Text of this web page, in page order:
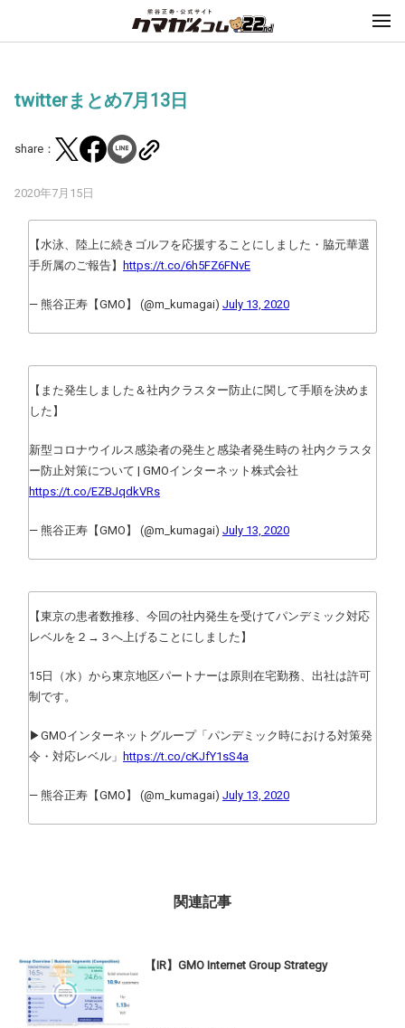
twitterまとめ7月13日
share：
2020年7月15日
【水泳、陸上に続きゴルフを応援することにしました・脇元華選
手所属のご報告】
https://t.co/6h5FZ6FNvE
— 熊谷正寿【GMO】 (@m_kumagai) July 13, 2020
【また発生しました＆社内クラスター防止に関して手順を決めま
した】
新型コロナウイルス感染者の発生と感染者発生時の 社内クラスタ
ー防止対策について | GMOインターネット株式会社
https://t.co/EZBJqdkVRs
— 熊谷正寿【GMO】 (@m_kumagai) July 13, 2020
【東京の患者数推移、今回の社内発生を受けてパンデミック対応
レベルを２→３へ上げることにしました】
15日（水）から東京地区パートナーは原則在宅勤務、出社は許可
制です。
▶GMOインターネットグループ「パンデミック時における対策発
令・対応レベル」 https://t.co/cKJfY1sS4a
— 熊谷正寿【GMO】 (@m_kumagai) July 13, 2020
関連記事
【IR】GMO Internet Group Strategy